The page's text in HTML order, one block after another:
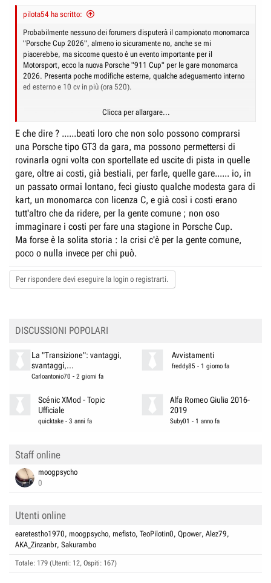
pilota54 ha scritto:
Probabilmente nessuno dei forumers disputerà il campionato monomarca
"Porsche Cup 2026", almeno io sicuramente no, anche se mi
piacerebbe, ma siccome questo è un evento importante per il
Motorsport, ecco la nuova Porsche "911 Cup" per le gare monomarca
2026. Presenta poche modifiche esterne, qualche adeguamento interno
ed esterno e 10 cv in più (ora 520).
Porsche - 911 Cup, più potenza per i monomarca
Le 992.2 Carrera Cup e Supercup potranno contare su vetture dotate di
nuova aerodinamica e del motore da 520 CV
www.quattroruote.it
Clicca per allargare...
E che dire ? ......beati loro che non solo possono comprarsi
una Porsche tipo GT3 da gara, ma possono permettersi di
rovinarla ogni volta con sportellate ed uscite di pista in quelle
gare, oltre ai costi, già bestiali, per farle, quelle gare...... io, in
un passato ormai lontano, feci giusto qualche modesta gara di
kart, un monomarca con licenza C, e già così i costi erano
tutt'altro che da ridere, per la gente comune ; non oso
immaginare i costi per fare una stagione in Porsche Cup.
Ma forse è la solita storia : la crisi c'è per la gente comune,
poco o nulla invece per chi può.
Per rispondere devi eseguire la login o registrarti.
DISCUSSIONI POPOLARI
La "Transizione": vantaggi,
svantaggi,...
Carloantonio70 - 2 giorni fa
Avvistamenti
freddy85 - 1 giorno fa
Scénic XMod - Topic
Ufficiale
quicktake -3 anni fa
Alfa Romeo Giulia 2016-
2019
Suby01 - 1 anno fa
Staff online
moogpsycho
0
Utenti online
earetestho1970 moogpsycho mefisto TeoPilotin0 Qpower Alez79
AKA_Zinzanbr Sakurambo
Totale: 179 (Utenti: 12, Ospiti: 167)